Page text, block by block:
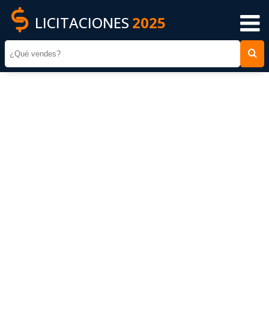
LICITACIONES 2025